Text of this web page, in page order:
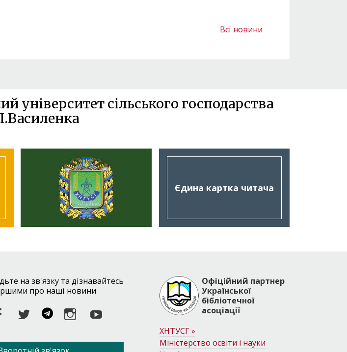
Всі новини
університет сільського господарства
Єдина картка читача
на зв'язку та дізнавайтесь
про наші новини
FacebookTwitterTelegramInstagram
Офіційний партнер
Української
бібліотечної
асоціації
ХНТУСГ»
Міністерство освіти і науки